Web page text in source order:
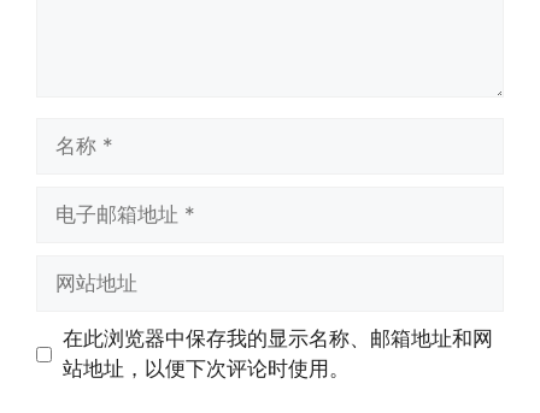
址
址
在此浏览器中保存我的显示名称、邮箱地址和网
站地址，以便下次评论时使用。